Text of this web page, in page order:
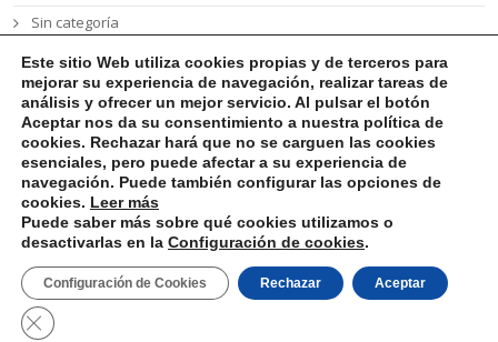
Sin categoría
síndrome Wolfram
talón de Aquiles
tumor cerebral
Aviso Legal Política de Privacidad
Política de Cookies
Políica de Calidad Medioambiental
Este sitio Web utiliza cookies propias y de terceros para
mejorar su experiencia de navegación, realizar tareas de
análisis y ofrecer un mejor servicio. Al pulsar el botón
Aceptar nos da su consentimiento a nuestra política de
cookies. Rechazar hará que no se carguen las cookies
esenciales, pero puede afectar a su experiencia de
navegación. Puede también configurar las opciones de
cookies. Leer más
Puede saber más sobre qué cookies utilizamos o
desactivarlas en la Configuración de cookies.
Aceptar
Rechazar
Configuración de Cookies
Cerrar el banner de cookies RGPD